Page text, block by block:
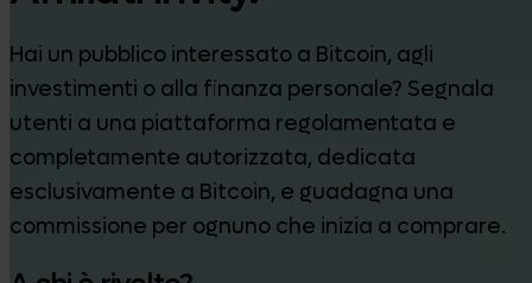
Hai un pubblico interessato a Bitcoin, agli
investimenti o alla finanza personale? Segnala
utenti a una piattaforma regolamentata e
completamente autorizzata, dedicata
esclusivamente a Bitcoin, e guadagna una
commissione per ognuno che inizia a comprare.